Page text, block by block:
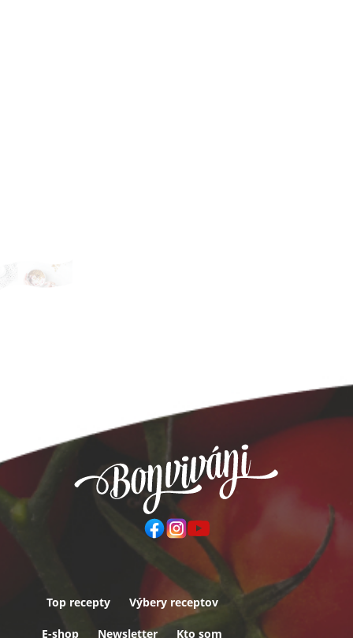
Päta
Top recepty Výbery receptov
E-shop Newsletter Kto som